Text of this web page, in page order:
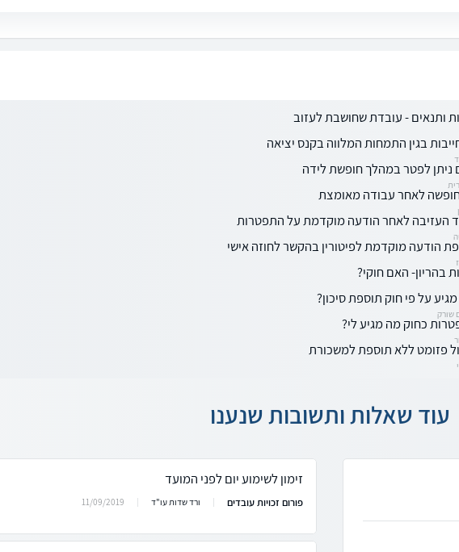
ותנאים - עובדת שחושבת לעזוב
בגין התמחות המלווה בקנס יציאה
ניתן לפטר במהלך חופשת לידה
חופשה לאחר עבודה מאומצת
העזיבה לאחר הודעה מוקדמת על התפטרות
הודעה מוקדמת לפיטורין בהקשר לחוזה אישי
בהריון- האם חוקי?
על פי חוק תוספת סיכון?
שורק
כחוק מה מגיע לי?
פזומט ללא תוספת למשכורת
עוד שאלות ותשובות שנענו
זימון לשימוע יום לפני המועד
פורום זכויות עובדים ורד שדות עו"ד 11/09/2019